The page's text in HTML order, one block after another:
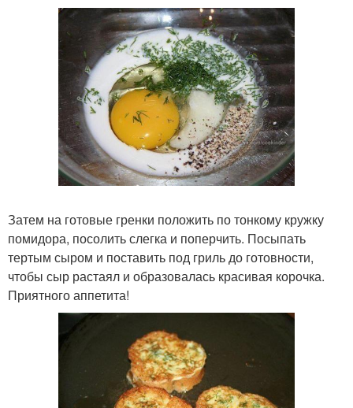
Затем на готовые гренки положить по тонкому кружку
помидора, посолить слегка и поперчить. Посыпать
тертым сыром и поставить под гриль до готовности,
чтобы сыр растаял и образовалась красивая корочка.
Приятного аппетита!